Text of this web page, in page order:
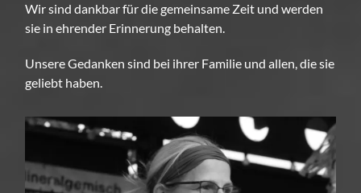
Wir sind dankbar für die gemeinsame Zeit und werden
sie in ehrender Erinnerung behalten.
Unsere Gedanken sind bei ihrer Familie und allen, die sie
geliebt haben.